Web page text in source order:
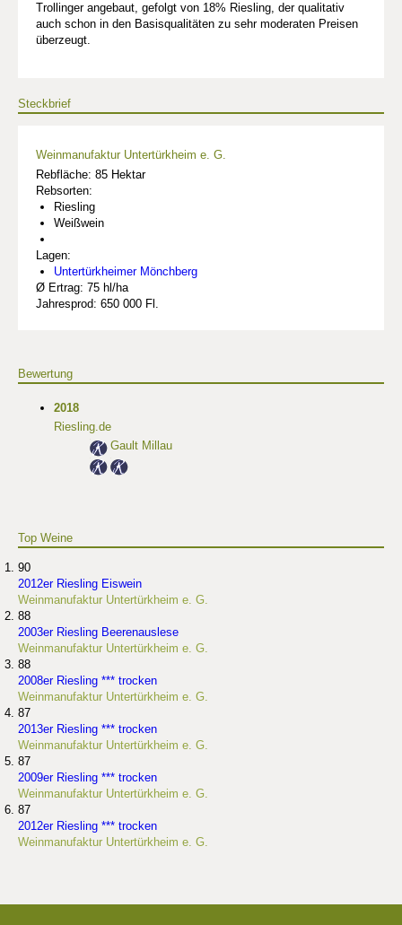
Trollinger angebaut, gefolgt von 18% Riesling, der qualitativ
auch schon in den Basisqualitäten zu sehr moderaten Preisen
überzeugt.
Steckbrief
Weinmanufaktur Untertürkheim e. G.
Rebfläche: 85 Hektar
Rebsorten:
Riesling
Weißwein
Lagen:
Untertürkheimer Mönchberg
Ø Ertrag: 75 hl/ha
Jahresprod: 650 000 Fl.
Bewertung
2018
Riesling.de
Gault Millau
Top Weine
90
2012er Riesling Eiswein
Weinmanufaktur Untertürkheim e. G.
88
2003er Riesling Beerenauslese
Weinmanufaktur Untertürkheim e. G.
88
2008er Riesling *** trocken
Weinmanufaktur Untertürkheim e. G.
87
2013er Riesling *** trocken
Weinmanufaktur Untertürkheim e. G.
87
2009er Riesling *** trocken
Weinmanufaktur Untertürkheim e. G.
87
2012er Riesling *** trocken
Weinmanufaktur Untertürkheim e. G.